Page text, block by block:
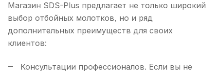
Магазин SDS-Plus предлагает не только широкий
выбор отбойных молотков, но и ряд
дополнительных преимуществ для своих
клиентов:
Консультации профессионалов. Если вы не